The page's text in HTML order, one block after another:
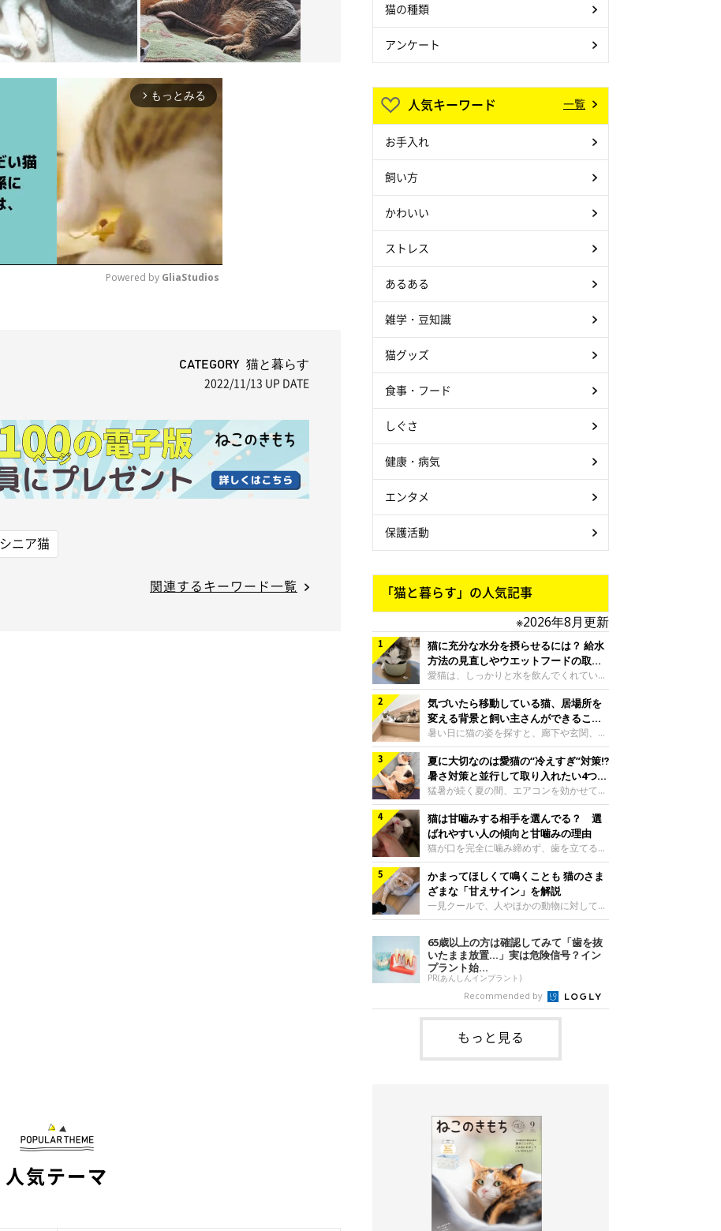
arrow_forward_ios もっとみる
Powered by GliaStudios
CATEGORY 猫と暮らす
2022/11/13 UP DATE
シニア猫
関連するキーワード一覧
人気テーマ
猫の種類
アンケート
人気キーワード 一覧
お手入れ
飼い方
かわいい
ストレス
あるある
雑学・豆知識
猫グッズ
食事・フード
しぐさ
健康・病気
エンタメ
保護活動
「猫と暮らす」の人気記事
※2026年8月更新
猫に充分な水分を摂らせるには？ 給水
方法の見直しやウエットフードの取り
入れ方を解説
愛猫は、しっかりと水を飲んでくれていま
すか？ 夏場はエアコンで室内が涼しいこ
ともあり、猫があまり水を飲まないこと
も。積極的に水分を摂らせるためには、給
水方法を見直したり、フードから水分を摂
らせたりする方法があります。今回は獣医
師の重本仁先生に、猫に水分を摂らせるた
めにできるためできる工夫を教えていただ
きました。ボウルの高さを愛猫の好みにね
このきもち投稿写真ギャラリー水飲みボウ
ルの高さは、猫が飲むときに頭が胃より下
にならないように設定すると飲みやすいで
しょう。首を深く折り曲げずに済むため、
関節や食道への負
気づいたら移動している猫、居場所を
変える背景と飼い主さんができること
を獣医師が解説
暑い日に猫の姿を探すと、廊下や玄関、床
の上など、さっきまでとは違う場所にいる
ことがあります。何度も移動しているよう
に見えると、落ち着かないのかな、暑さで
つらいのかなと気になる場面もあるでしょ
う。猫が居場所を変える理由や、飼い主さ
んが整えたい環境などについて、ねこのき
もち獣医師相談室の山口みき先生に伺いま
した。 移動は、猫なりの快適さ選びねこ
のきもち投稿写真ギャラリー猫は家の中
で、自分にとって過ごしやすい場所を見つ
けるのが得意な動物です。 暑い季節に
は、風通しのよい場所やひんやりした床、
熱がこもりにくい場
夏に大切なのは愛猫の“冷えすぎ”対策⁉
暑さ対策と並行して取り入れたい4つの
工夫
猛暑が続く夏の間、エアコンを効かせて室
内を冷やしますよね。しかし、人にとって
は快適な温度でも、猫にとっては温度が低
すぎることも。暑さ対策と並行して、冷え
すぎ対策もしっかりと行うことが大切で
す。今回は獣医師の重本仁先生に、猫の冷
えすぎを防ぐ4つの対策を教えていただき
ました。（1） 冷房の効いていない部屋に
行き来できるようにするねこのきもち投稿
写真ギャラリー猫が寒いと感じたときに、
ましょう。冷房の効いていない部屋や廊下
へも自由に行き来できるように、ドアは猫
が通れる程度に
猫は甘噛みする相手を選んでる？ 選
ばれやすい人の傾向と甘噛みの理由
猫が口を完全に噛み締めず、歯を立てる程
度に噛む“甘噛み”。遊びやスキンシップの
ときに繰り出すことがありますが、同じ家
族でも噛まれる頻度に違いがあると感じる
ことも。ねこのきもちWEB MAGAZINEで
は、飼い主さんたちにアンケートを実施
し、愛猫が甘噛みする相手を選んでいると
感じる状況を教えてもらいました。また、
ねこのきもち獣医師相談室の原駿太朗先生
には、実際に猫は甘噛みする相手を選んで
いるのか、その真相をお聞きします。約6
割の飼い主さんが「甘噛みする相手を選ん
でいる」と感じていた※2026年5月実施
かまってほしくて鳴くことも 猫のさま
ざまな「甘えサイン」を解説
一見クールで、人やほかの動物に対してあ
まり求めないように見える猫。しかし、実
は甘えん坊な性格の猫も少なくありませ
ん。今回は猫たちが出している“甘えサイ
ン”について、帝京科学大学生命環境学部
アニマルサイエンス学科准教授の加隈良枝
先生に教えていただきました。鳴くのは、
かまってほしいサインねこのきもち投稿写
真ギャラリーもともと、子猫が親猫に対し
てお世話を求めるときに鳴き声を使いま
す。子猫なので「ニャー」よりもややか細
い「ミャア」といった鳴き声になります
65歳以上の方は確認してみて「歯を抜
いたまま放置…」実は危険信号？イン
プラント始...
PR(あんしんインプラント)
Recommended by
もっと見る